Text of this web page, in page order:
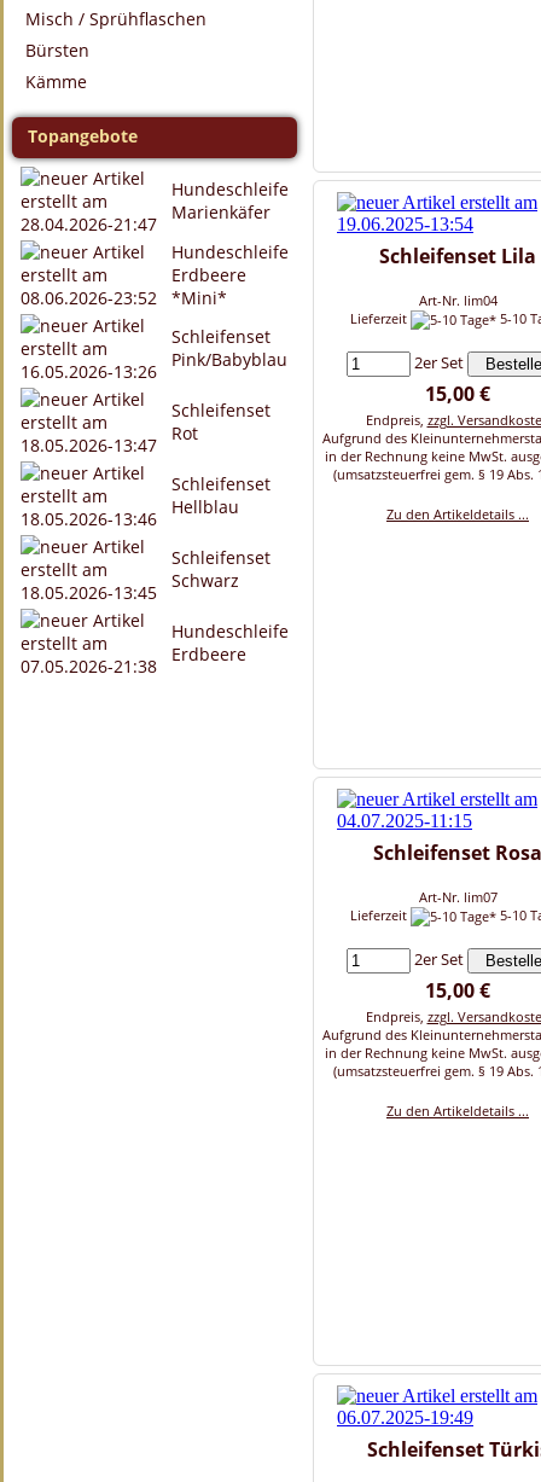
Misch / Sprühflaschen
Bürsten
Kämme
Topangebote
Hundeschleife
Marienkäfer
Hundeschleife
Erdbeere
*Mini*
Schleifenset
Pink/Babyblau
Schleifenset
Rot
Schleifenset
Hellblau
Schleifenset
Schwarz
Hundeschleife
Erdbeere
Schleifenset Lila
Art-Nr. lim04
Lieferzeit
5-10
2er Set
15,00 €
Endpreis, zzgl.
Aufgrund des
in der Rechnung keine MwSt.
(umsatzsteuerfrei gem. § 19 Abs.
Zu den Artikeldetails ...
Schleifenset Rosa
Art-Nr. lim07
Lieferzeit
5-10
2er Set
15,00 €
Endpreis, zzgl.
Aufgrund des
in der Rechnung keine MwSt.
(umsatzsteuerfrei gem. § 19 Abs.
Zu den Artikeldetails ...
Schleifenset